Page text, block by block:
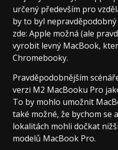
určený především pro
by to byl
zde: Apple možná (ale
vyrobit levný MacBook,
Chromebooky.
Pravděpodobnějším
verzi M2 MacBooku Pro
To by mohlo umožnit
také možné, že bychom se
lokalitách mohli dočkat
modelů MacBook Pro.